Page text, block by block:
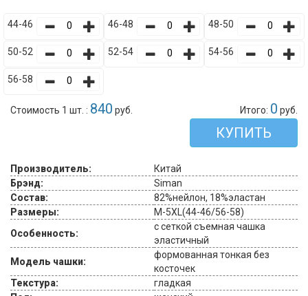
44-46 46-48 48-50
50-52 52-54 54-56
56-58
Стоимость 1 шт. : 840 руб. Итого: 0 руб.
КУПИТЬ
Производитель:
Китай
Брэнд:
Siman
Состав:
82%нейлон, 18%эластан
Размеры:
M-5XL(44-46/56-58)
Особенность:
с сеткой съемная чашка
эластичный
Модель чашки:
формованная тонкая без
косточек
Текстура:
гладкая